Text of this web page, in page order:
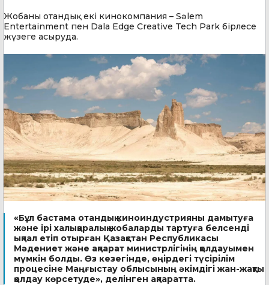
Жобаны отандық екі кинокомпания – Sәlem
Entertainment пен Dala Edge Creative Tech Park бірлесе
жүзеге асыруда.
«Бұл бастама отандық киноиндустрияны дамытуға
және ірі халықаралық жобаларды тартуға белсенді
ықпал етіп отырған Қазақстан Республикасы
Мәдениет және ақпарат министрлігінің қолдауымен
мүмкін болды. Өз кезегінде, өңірдегі түсірілім
процесіне Маңғыстау облысының әкімдігі жан-жақты
қолдау көрсетуде», делінген ақпаратта.